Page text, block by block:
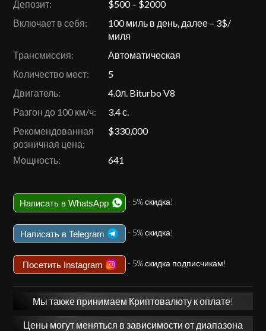
Депозит:
$500 – $2000
Включает в себя:
100 миль в день, далее – 3$/
миля
Трансмиссия:
Автоматическая
Количество мест:
5
Двигатель:
4.0л. Biturbo V8
Разгон до 100 км/ч:
3.4 с.
Рекомендованная
розничная цена:
$330,000
Мощность: 641
Написать в WhatsApp - 5% скидка!
Написать в Telegram - 5% скидка!
Посетить Instagram - 5% скидка подписчикам!
Мы также принимаем Криптовалюту к оплате!
Цены могут меняться в зависимости от диапазона